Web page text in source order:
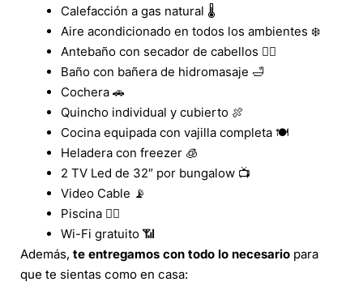
Calefacción a gas natural 🌡️
Aire acondicionado en todos los ambientes ❄️
Antebaño con secador de cabellos 💁‍♀️
Baño con bañera de hidromasaje 🛁
Cochera 🚗
Quincho individual y cubierto 🍖
Cocina equipada con vajilla completa 🍽️
Heladera con freezer 🧊
2 TV Led de 32″ por bungalow 📺
Video Cable 📡
Piscina 🏊‍♀️
Wi-Fi gratuito 📶
Además, te entregamos con todo lo necesario para
que te sientas como en casa: